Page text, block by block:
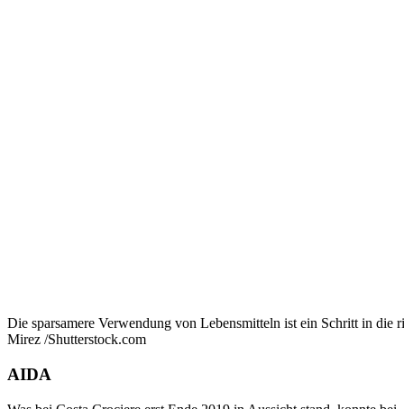
Die sparsamere Verwendung von Lebensmitteln ist ein Schritt in
Mirez /Shutterstock.com
AIDA